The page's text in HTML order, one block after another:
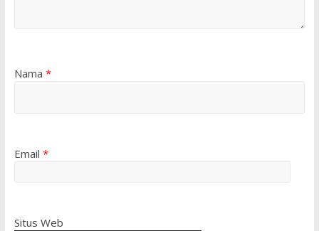
Nama *
Email *
Situs Web